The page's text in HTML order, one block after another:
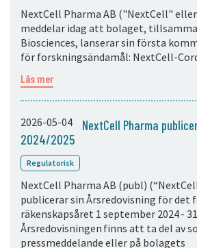
NextCell Pharma AB ("NextCell"
meddelar idag att bolaget,
Biosciences, lanserar sin första
för forskningsändamål: NextCell-
Läs mer
2026-05-04
NextCell Pharma
2024/2025
Regulatorisk
NextCell Pharma AB (publ)
publicerar sin Årsredovisning för det
räkenskapsåret 1 september 2024 -
Årsredovisningen finns att ta del av
pressmeddelande eller på bolagets